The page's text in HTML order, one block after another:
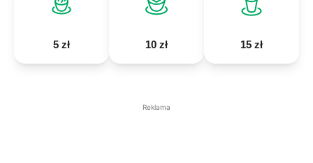
5 zł 10 zł 15 zł
Reklama